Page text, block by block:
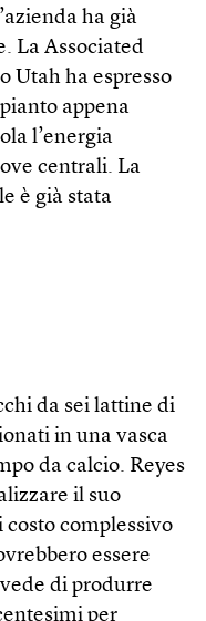
ha già
La Associated
Utah ha espresso
appena
l’energia
centrali. La
è già stata
da sei lattine di
in una vasca
da calcio. Reyes
il suo
complessivo
essere
di produrre
per